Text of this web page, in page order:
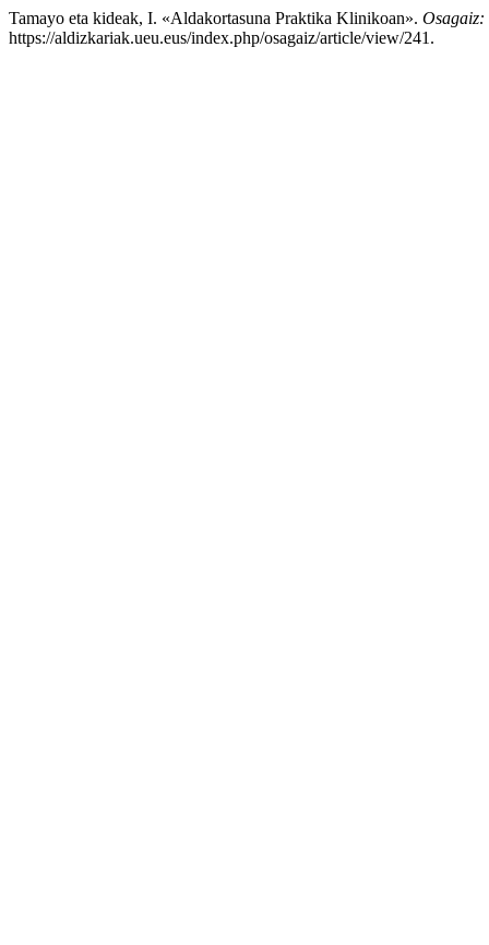
Tamayo eta kideak, I. «Aldakortasuna Praktika Klinikoan». Osagaiz:
https://aldizkariak.ueu.eus/index.php/osagaiz/article/view/241.